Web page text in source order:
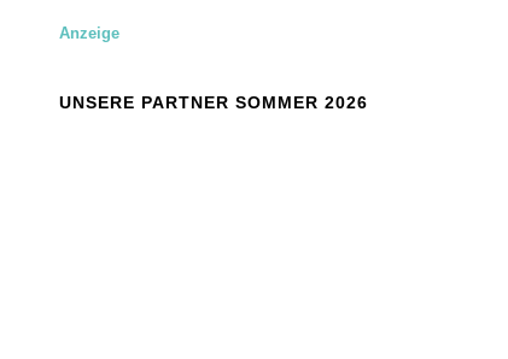
Anzeige
UNSERE PARTNER SOMMER 2026